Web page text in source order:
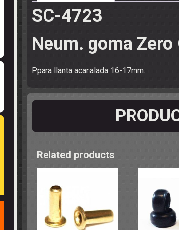
CABLES - TERMINALES
COJINETES - RODAMIENTOS
CORONAS
LLANTAS
SC-4723
Neum. goma
Ppara llanta acanalada 16-17mm.
Related products